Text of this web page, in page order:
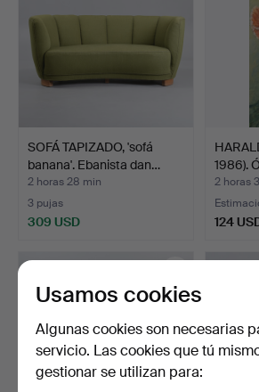
SOFÁ TAPIZADO, 'sofá
banana'. Ebanista dan…
2 horas 28 min
3 pujas
309 USD
1986).
2 horas
124
Usamos cookies
Algunas cookies son necesarias
servicio. Las cookies que tú
gestionar se utilizan para: